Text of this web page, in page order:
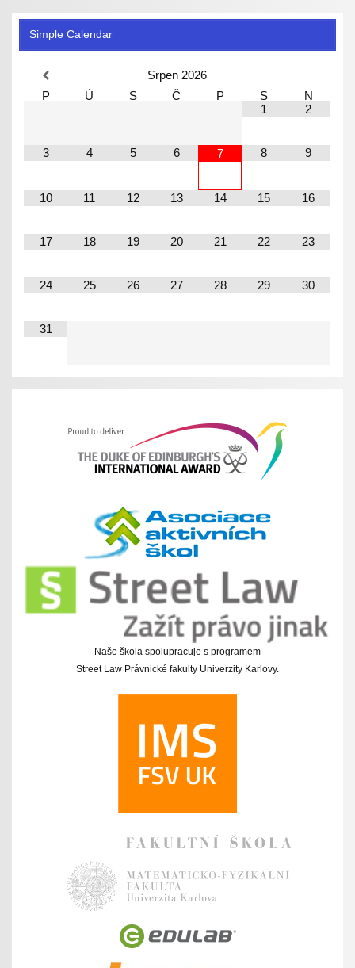
Simple Calendar
Srpen 2026
P
Ú S Č P S
N
1
2
3 4 5 6 7 8 9
10 11 12 13 14 15 16
17 18 19 20 21 22 23
24 25 26 27 28 29 30
31
Naše škola spolupracuje s programem
Street Law Právnické fakulty Univerzity Karlovy.